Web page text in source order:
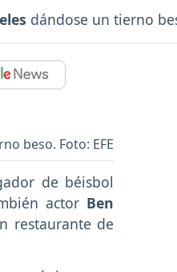
dándose un tierno
beso. Foto: EFE
de béisbol
actor Ben
restaurante de